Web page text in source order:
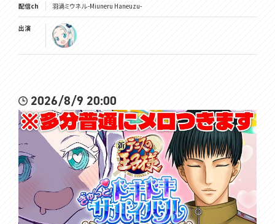
配信ch 羽渦ミウネル -Miuneru Haneuzu-
出演
2026/8/9 20:00